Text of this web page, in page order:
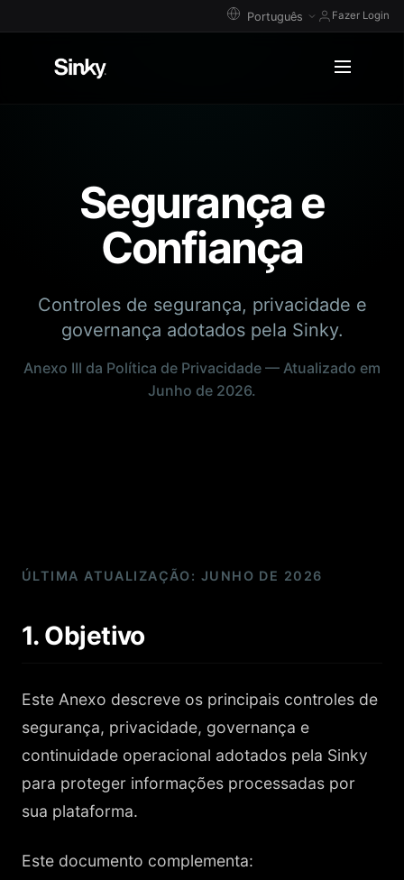
Fazer Login
Segurança e
Confiança
Controles de segurança, privacidade e
governança adotados pela Sinky.
Anexo III da Política de Privacidade — Atualizado em
Junho de 2026.
ÚLTIMA ATUALIZAÇÃO: JUNHO DE 2026
1. Objetivo
Este Anexo descreve os principais controles de
segurança, privacidade, governança e
continuidade operacional adotados pela Sinky
para proteger informações processadas por
sua plataforma.
Este documento complementa: